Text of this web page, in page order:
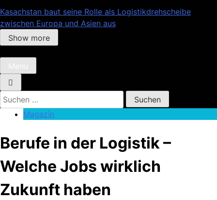
Kasachstan baut seine Rolle als Logistikdrehscheibe
zwischen Europa und Asien aus
Show more
Menu
Suchen
nach:
Magazin
Berufe in der Logistik –
Welche Jobs wirklich
Zukunft haben